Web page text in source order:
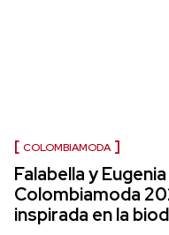
COLOMBIAMODA
Falabella y
Colombiamoda
inspirada en la